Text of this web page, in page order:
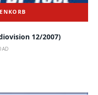
12/2007)